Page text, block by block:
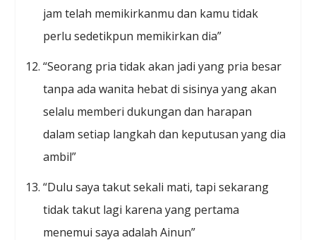
jam telah memikirkanmu dan kamu tidak
perlu sedetikpun memikirkan dia”
“Seorang pria tidak akan jadi yang pria besar
tanpa ada wanita hebat di sisinya yang akan
selalu memberi dukungan dan harapan
dalam setiap langkah dan keputusan yang dia
ambil”
“Dulu saya takut sekali mati, tapi sekarang
tidak takut lagi karena yang pertama
menemui saya adalah Ainun”